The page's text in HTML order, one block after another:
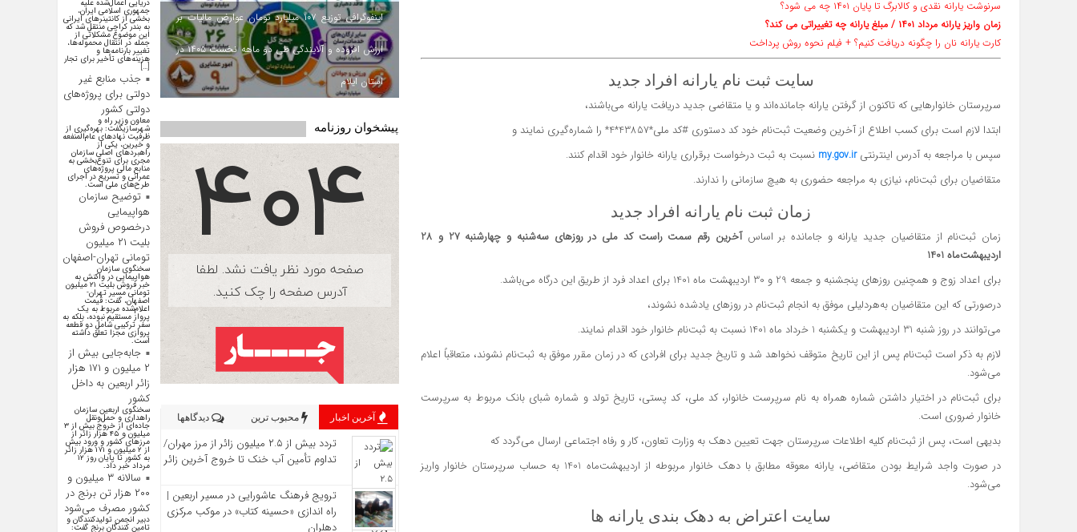
سرنوشت یارانه نقدی و کالابرگ تا پایان ۱۴۰۱ چه می شود؟
زمان واریز یارانه مرداد ۱۴۰۱ / مبلغ یارانه چه تغییراتی می کند؟
کارت یارانه نان را چگونه دریافت کنیم؟ + فیلم نحوه روش پرداخت
سایت ثبت نام یارانه افراد جدید
سرپرستان خانوارهایی که تاکنون از گرفتن یارانه جامانده‌اند و یا متقاضی جدید دریافت یارانه می‌باشند،
ابتدا لازم است برای کسب اطلاع از آخرین وضعیت ثبت‌نام خود کد دستوری #کد ملی*43857*4* را شماره‌گیری نمایند و
سپس با مراجعه به آدرس اینترنتی my.gov.ir
نسبت به ثبت درخواست برقراری یارانه خانوار خود اقدام کنند.
متقاضیان برای ثبت‌نام، نیازی به مراجعه حضوری به هیچ سازمانی را ندارند.
زمان ثبت نام یارانه افراد جدید
زمان ثبت‌نام از متقاضیان جدید یارانه و جامانده بر اساس
آخرین رقم سمت راست کد ملی در روزهای سه‌شنبه و چهارشنبه 27 و 28
اردیبهشت‌ماه 1401
برای اعداد زوج و همچنین روزهای پنجشنبه و جمعه 29 و 30 اردیبهشت ماه 1401 برای اعداد فرد از طریق این درگاه می‌باشد.
درصورتی که این متقاضیان به‌هردلیلی موفق به انجام ثبت‌نام در روزهای یادشده نشوند،
می‌توانند در روز شنبه 31 اردیبهشت‌ و یکشنبه 1 خرداد ماه 1401 نسبت به ثبت‌نام خانوار خود اقدام نمایند.
لازم به ذکر است ثبت‌نام پس از این تاریخ متوقف نخواهد شد و تاریخ جدید برای افرادی که در زمان مقرر موفق به ثبت‌نام نشوند، متعاقباً اعلام
می‌شود.
برای ثبت‌نام در اختیار داشتن شماره همراه به نام سرپرست خانوار، کد ملی، کد پستی، تاریخ تولد و شماره شبای بانک مربوط به سرپرست
خانوار ضروری است.
بدیهی است، پس از ثبت‌نام کلیه اطلاعات سرپرستان جهت تعیین دهک به وزارت تعاون، کار و رفاه اجتماعی ارسال می‌گردد که
در صورت واجد شرایط بودن متقاضی، یارانه معوقه مطابق با دهک خانوار مربوطه از اردیبهشت‌ماه 1401 به حساب سرپرستان خانوار واریز
می‌شود.
سایت اعتراض به دهک بندی یارانه ها
اینفوگرافی توزیع ۱۰۷ میلیارد تومان عوارض مالیات بر
ارزش افزوده و آلایندگی طی دو ماهه نخست ۱۴۰۵ در
استان ایلام
پیشخوان روزنامه
آخرین اخبار محبوب ترین دیدگاهها
تردد بیش از ۲.۵ میلیون زائر از مرز مهران/
تداوم تأمین آب خنک تا خروج آخرین زائر
ترویج فرهنگ عاشورایی در مسیر اربعین |
راه‌ اندازی «حسینه کتاب» در موکب مرکزی
دهلران
دریایی اعمال‌شده علیه
جمهوری اسلامی ایران،
بخشی از کانتینر‌های ایرانی
به بندر کراچی منتقل شد که
این موضوع مشکلاتی از
جمله در انتقال محموله‌ها،
تغییر بارنامه‌ها و
هزینه‌های تأخیر برای تجار
[…]
جذب منابع غیر
دولتی برای پروژه‌های
دولتی کشور
معاون وزیر راه و
شهرسازیگفت: بهره‌گیری از
ظرفیت نهادهای عام‌المنفعه
و خیرین، یکی از
راهبردهای اصلی سازمان
مجری برای تنوع‌بخشی به
منابع مالی پروژه‌های
عمرانی و تسریع در اجرای
طرح‌های ملی است.
توضیح سازمان
هواپیمایی
درخصوص فروش
بلیت ۲۱ میلیون
تومانی تهران-اصفهان
سخنگوی سازمان
هواپیمایی در واکنش به
خبر فروش بلیت ۲۱ میلیون
تومانی مسیر تهران-
اصفهان، گفت: قیمت
اعلام‌شده مربوط به یک
پرواز مستقیم نبوده، بلکه به
سفر ترکیبی شامل دو قطعه
پروازی مجزا تعلق داشته
است.
جابه‌جایی بیش از
۲ میلیون و ۱۷۱ هزار
زائر اربعین به داخل
کشور
سخنگوی اربعین سازمان
راهداری و حمل‌ونقل
جاده‌ای از خروج بیش از ۳
میلیون و ۴۵ هزار زائر از
مرز‌های کشور و ورود بیش
از ۲ میلیون و ۱۷۱ هزار زائر
به کشور تا پایان روز ۱۲
مرداد خبر داد.
سالانه ۳ میلیون و
۲۰۰ هزار تن برنج در
کشور مصرف می‌شود
دبیر انجمن تولیدکنندگان و
تامین کنندگان برنج گفت: